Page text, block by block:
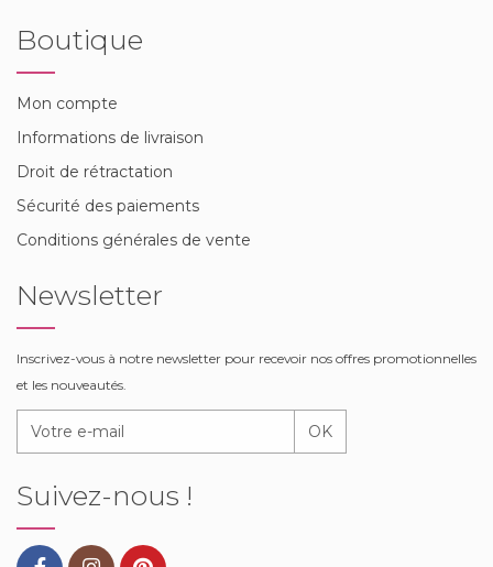
Boutique
Mon compte
Informations de livraison
Droit de rétractation
Sécurité des paiements
Conditions générales de vente
Newsletter
Inscrivez-vous à notre newsletter pour recevoir nos offres promotionnelles
et les nouveautés.
OK
Suivez-nous !